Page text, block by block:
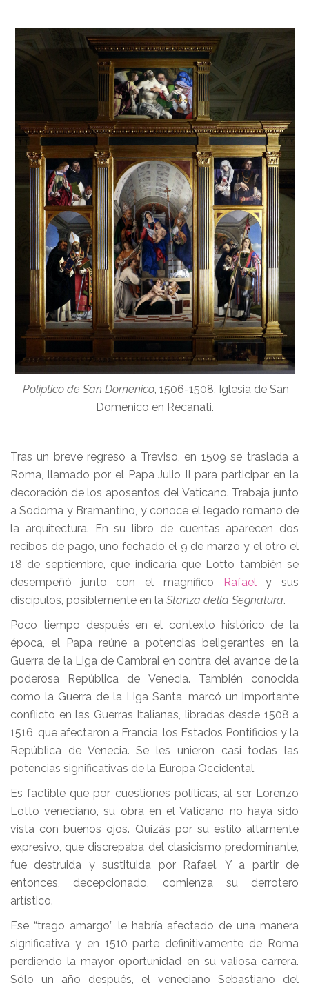
Políptico de San Domenico, 1506-1508. Iglesia de San
Domenico en Recanati.
Tras un breve regreso a Treviso, en 1509 se traslada a
Roma, llamado por el Papa Julio II para participar en la
decoración de los aposentos del Vaticano. Trabaja junto
a Sodoma y Bramantino, y conoce el legado romano de
la arquitectura. En su libro de cuentas aparecen dos
recibos de pago, uno fechado el 9 de marzo y el otro el
18 de septiembre, que indicaría que Lotto también se
desempeñó junto con el magnífico
Rafaely sus
discípulos, posiblemente en la Stanza della Segnatura.
Poco tiempo después en el contexto histórico de la
época, el Papa reúne a potencias beligerantes en la
Guerra de la Liga de Cambrai en contra del avance de la
poderosa República de Venecia. También conocida
como la Guerra de la Liga Santa, marcó un importante
conflicto en las Guerras Italianas, libradas desde 1508 a
1516, que afectaron a Francia, los Estados Pontificios y la
República de Venecia. Se les unieron casi todas las
potencias significativas de la Europa Occidental.
Es factible que por cuestiones políticas, al ser Lorenzo
Lotto veneciano, su obra en el Vaticano no haya sido
vista con buenos ojos. Quizás por su estilo altamente
expresivo, que discrepaba del clasicismo predominante,
fue destruida y sustituida por Rafael. Y a partir de
entonces, decepcionado, comienza su derrotero
artístico.
Ese “trago amargo” le habría afectado de una manera
significativa y en 1510 parte definitivamente de Roma
perdiendo la mayor oportunidad en su valiosa carrera.
Sólo un año después, el veneciano Sebastiano del